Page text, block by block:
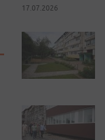
17.07.2026